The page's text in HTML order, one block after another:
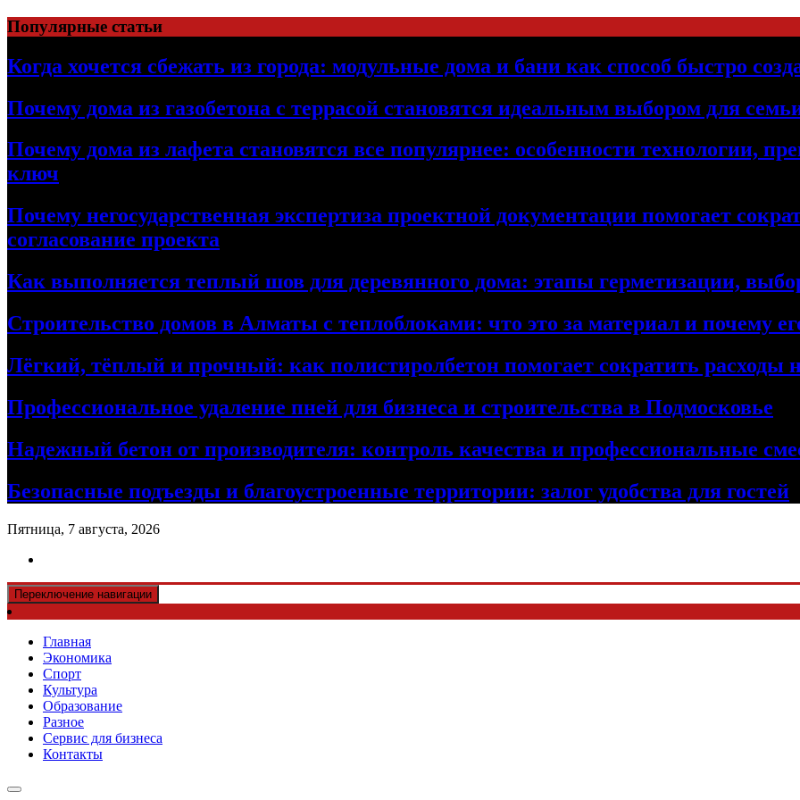
Перейти
к
содержимому
Популярные статьи
Когда хочется сбежать из города: модульные дома и бани как способ быстро
Почему дома из газобетона с террасой становятся идеальным выбором для
Почему дома из лафета становятся все популярнее: особенности технологии,
ключ
Почему негосударственная экспертиза проектной документации помогает
согласование проекта
Как выполняется теплый шов для деревянного дома: этапы герметизации,
Строительство домов в Алматы с теплоблоками: что это за материал и почему
Лёгкий, тёплый и прочный: как полистиролбетон помогает сократить расходы
Профессиональное удаление пней для бизнеса и строительства в Подмосковье
Надежный бетон от производителя: контроль качества и профессиональные
Безопасные подъезды и благоустроенные территории: залог удобства для гостей
Пятница, 7 августа, 2026
Переключение навигации
Главная
Экономика
Спорт
Культура
Образование
Разное
Сервис для бизнеса
Контакты